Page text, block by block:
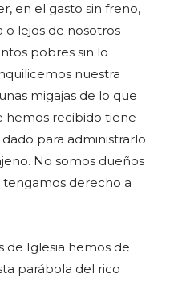
en el gasto sin freno,
lejos de nosotros
pobres sin lo
nuestra
migajas de lo que
hemos recibido tiene
para administrarlo
No somos dueños
derecho a
de Iglesia hemos de
parábola del rico